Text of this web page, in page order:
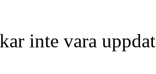
inte vara